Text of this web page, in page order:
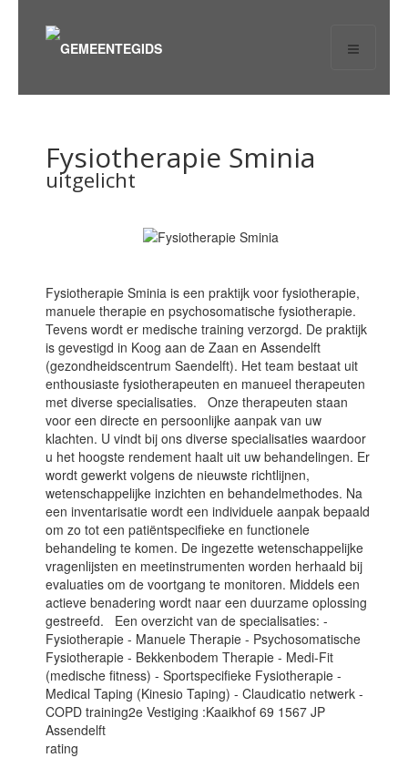
Fysiotherapie Sminia
uitgelicht
Fysiotherapie Sminia is een praktijk voor fysiotherapie,
manuele therapie en psychosomatische fysiotherapie.
Tevens wordt er medische training verzorgd. De praktijk
is gevestigd in Koog aan de Zaan en Assendelft
(gezondheidscentrum Saendelft). Het team bestaat uit
enthousiaste fysiotherapeuten en manueel therapeuten
met diverse specialisaties. Onze therapeuten staan
voor een directe en persoonlijke aanpak van uw
klachten. U vindt bij ons diverse specialisaties waardoor
u het hoogste rendement haalt uit uw behandelingen. Er
wordt gewerkt volgens de nieuwste richtlijnen,
wetenschappelijke inzichten en behandelmethodes. Na
een inventarisatie wordt een individuele aanpak bepaald
om zo tot een patiëntspecifieke en functionele
behandeling te komen. De ingezette wetenschappelijke
vragenlijsten en meetinstrumenten worden herhaald bij
evaluaties om de voortgang te monitoren. Middels een
actieve benadering wordt naar een duurzame oplossing
gestreefd. Een overzicht van de specialisaties: -
Fysiotherapie - Manuele Therapie - Psychosomatische
Fysiotherapie - Bekkenbodem Therapie - Medi-Fit
(medische fitness) - Sportspecifieke Fysiotherapie -
Medical Taping (Kinesio Taping) - Claudicatio netwerk -
COPD training2e Vestiging :Kaaikhof 69 1567 JP
Assendelft
rating